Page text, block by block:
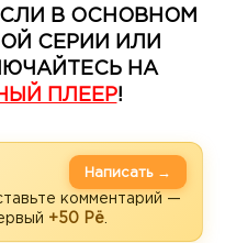
В ОСНОВНОМ
СЕРИИ ИЛИ
НА
ПЛЕЕР!
комментарий —
+50 Рё
Написать →